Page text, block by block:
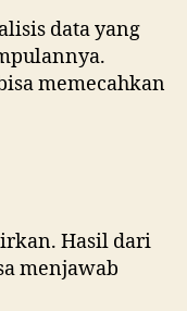
data yang
memecahkan
Hasil dari
menjawab